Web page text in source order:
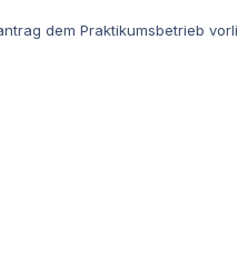
dem Praktikumsbetrieb